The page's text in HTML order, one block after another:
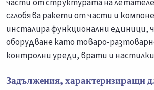
сглобява ракети от части и
инсталира функционални единици,
оборудване като товаро-
контролни уреди, врати и
Задължения, характеризиращи